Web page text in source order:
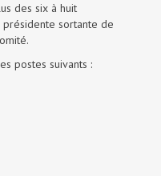
des six à huit
présidente sortante de
postes suivants :